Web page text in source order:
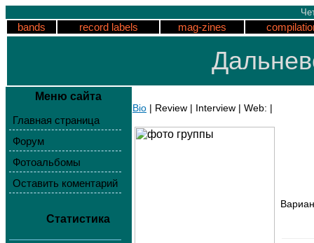
bands record labels mag-zines
Меню сайта
Главная страница
Форум
Фотоальбомы
Оставить коментарий
Статистика
Bio | Review | Interview | Web: |